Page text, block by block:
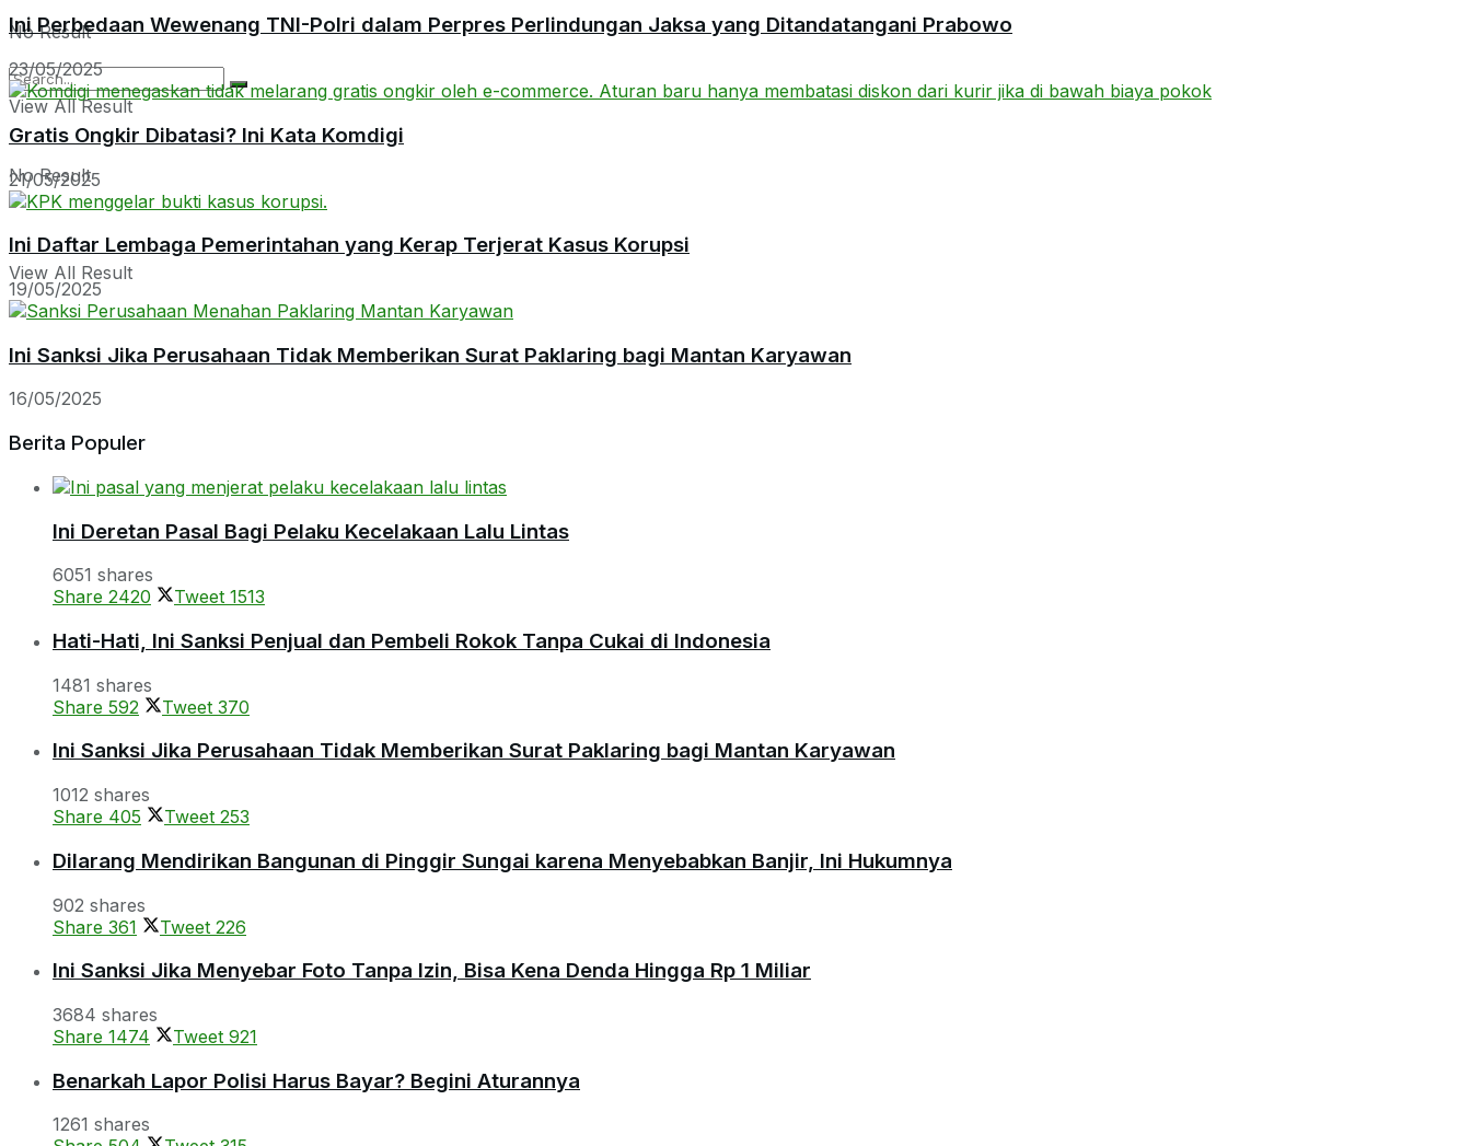
No Result
View All Result
No Result
View All Result
Ini Perbedaan Wewenang TNI-Polri dalam Perpres Perlindungan Jaksa yang Ditandatangani Prabowo
23/05/2025
Gratis Ongkir Dibatasi? Ini Kata Komdigi
21/05/2025
Ini Daftar Lembaga Pemerintahan yang Kerap Terjerat Kasus Korupsi
19/05/2025
Ini Sanksi Jika Perusahaan Tidak Memberikan Surat Paklaring bagi Mantan Karyawan
16/05/2025
Berita Populer
Ini Deretan Pasal Bagi Pelaku Kecelakaan Lalu Lintas
6051 shares
Share 2420 Tweet 1513
Hati-Hati, Ini Sanksi Penjual dan Pembeli Rokok Tanpa Cukai di Indonesia
1481 shares
Share 592 Tweet 370
Ini Sanksi Jika Perusahaan Tidak Memberikan Surat Paklaring bagi Mantan Karyawan
1012 shares
Share 405 Tweet 253
Dilarang Mendirikan Bangunan di Pinggir Sungai karena Menyebabkan Banjir, Ini Hukumnya
902 shares
Share 361 Tweet 226
Ini Sanksi Jika Menyebar Foto Tanpa Izin, Bisa Kena Denda Hingga Rp 1 Miliar
3684 shares
Share 1474 Tweet 921
Benarkah Lapor Polisi Harus Bayar? Begini Aturannya
1261 shares